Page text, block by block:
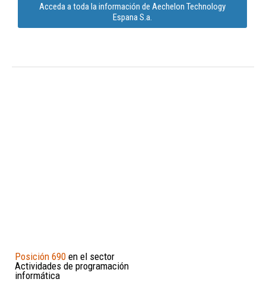
Acceda a toda la información de Aechelon Technology
Espana S.a.
Posición 690 en el sector
Actividades de programación
informática